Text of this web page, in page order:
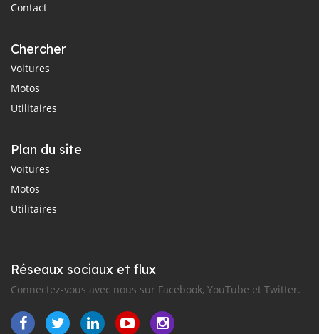
Contact
Chercher
Voitures
Motos
Utilitaires
Plan du site
Voitures
Motos
Utilitaires
Réseaux sociaux et flux
Connectez-vous avec nous sur Facebook, YouTube et Twitter.